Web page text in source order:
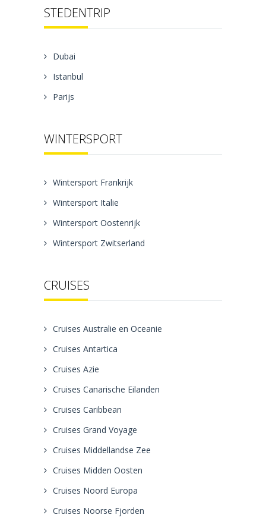
STEDENTRIP
Dubai
Istanbul
Parijs
WINTERSPORT
Wintersport Frankrijk
Wintersport Italie
Wintersport Oostenrijk
Wintersport Zwitserland
CRUISES
Cruises Australie en Oceanie
Cruises Antartica
Cruises Azie
Cruises Canarische Eilanden
Cruises Caribbean
Cruises Grand Voyage
Cruises Middellandse Zee
Cruises Midden Oosten
Cruises Noord Europa
Cruises Noorse Fjorden